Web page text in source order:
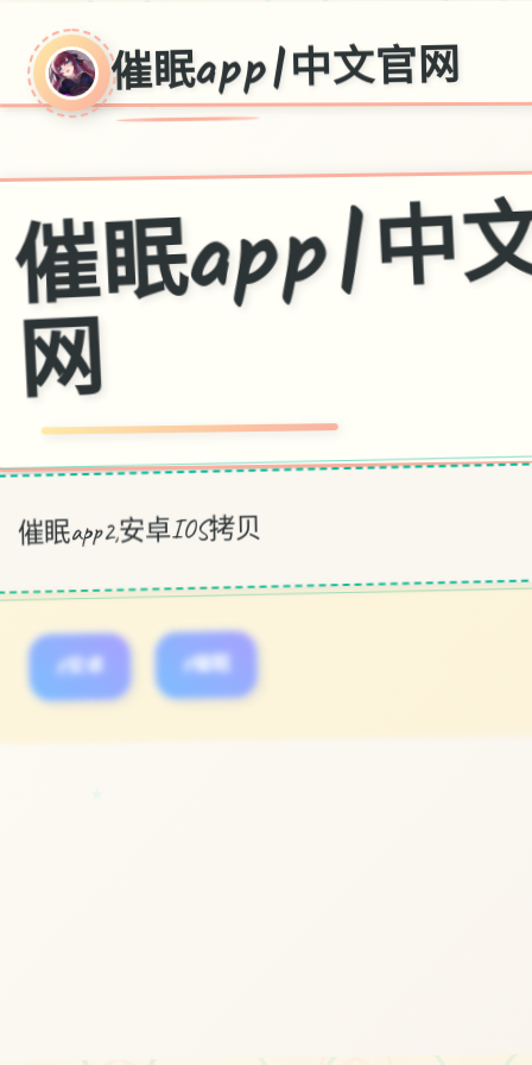
催眠app|中文官网
眠
网
催眠app2,安卓IOS拷贝
#安卓 #催眠